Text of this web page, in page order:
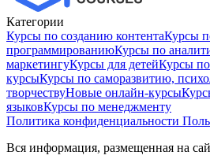
Категории
Курсы по созданию контентаКурсы
программированиюКурсы по
маркетингуКурсы для детейКурсы
курсыКурсы по саморазвитию,
творчествуНовые онлайн‑курсы
языковКурсы по менеджменту
Политика конфиденциальности
Вся информация, размещенная на